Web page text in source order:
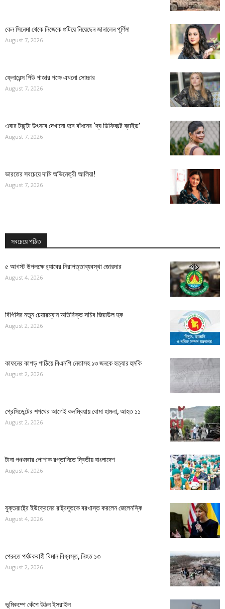
কেন সিনেমা থেকে নিজেকে গুটিয়ে নিয়েছেন জানালেন পূর্ণিমা
August 7, 2026
ফ্লোরেন্স পিউ গাজার পক্ষে এখনো সোচ্চার
August 7, 2026
এবার টরন্টো উৎসবে দেখানো হবে বাঁধনের ‘দ্য ডিফিকাল্ট ব্রাইড’
August 7, 2026
ভারতের সবচেয়ে দামি অভিনেত্রী আলিয়া!
August 7, 2026
সবচেয়ে পঠিত
৫ আগস্ট উপলক্ষে র‌্যাবের নিরাপত্তাব্যবস্থা জোরদার
August 4, 2026
বিপিসির নতুন চেয়ারম্যান অতিরিক্ত সচিব জিয়াউল হক
August 2, 2026
কাফনের কাপড় পাঠিয়ে বিএনপি নেতাসহ ১৩ জনকে হত্যার হুমকি
August 2, 2026
প্রেসিডেন্টের শপথের আগেই কলম্বিয়ায় বোমা হামলা, আহত ১১
August 2, 2026
টানা পঞ্চমবার পোশাক রপ্তানিতে দ্বিতীয় বাংলাদেশ
August 4, 2026
যুক্তরাষ্ট্রে ইউক্রেনের রাষ্ট্রদূতকে বরখাস্ত করলেন জেলেনস্কি
August 4, 2026
পেরুতে পর্যটকবাহী বিমান বিধ্বস্ত, নিহত ১৩
August 2, 2026
ভূমিকম্পে কেঁপে উঠল ইসরাইল